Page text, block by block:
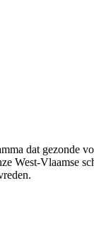
dat gezonde
West-Vlaamse